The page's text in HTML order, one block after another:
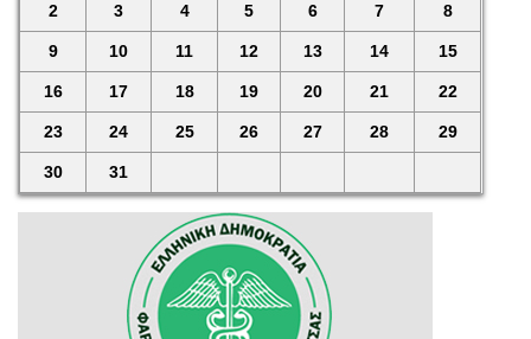
2 3 4 5 6 7 8
9 10 11 12 13 14 15
16 17 18 19 20 21 22
23 24 25 26 27 28 29
30 31